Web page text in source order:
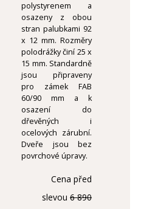
polystyrenem a
osazeny z obou
stran palubkami 92
x 12 mm. Rozměry
polodrážky činí 25 x
15 mm. Standardně
jsou připraveny
pro zámek FAB
60/90 mm a k
osazení do
dřevěných i
ocelových zárubní.
Dveře jsou bez
povrchové úpravy.
Cena před
slevou 6 890